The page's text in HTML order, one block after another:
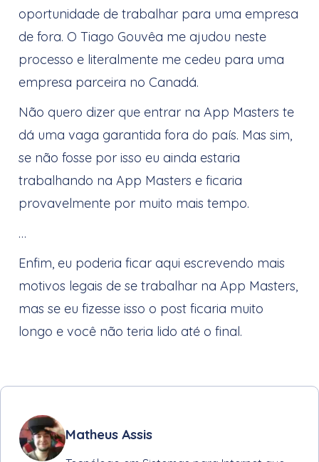
oportunidade de trabalhar para uma empresa
de fora. O Tiago Gouvêa me ajudou neste
processo e literalmente me cedeu para uma
empresa parceira no Canadá.
Não quero dizer que entrar na App Masters te
dá uma vaga garantida fora do país. Mas sim,
se não fosse por isso eu ainda estaria
trabalhando na App Masters e ficaria
provavelmente por muito mais tempo.
…
Enfim, eu poderia ficar aqui escrevendo mais
motivos legais de se trabalhar na App Masters,
mas se eu fizesse isso o post ficaria muito
longo e você não teria lido até o final.
Matheus Assis